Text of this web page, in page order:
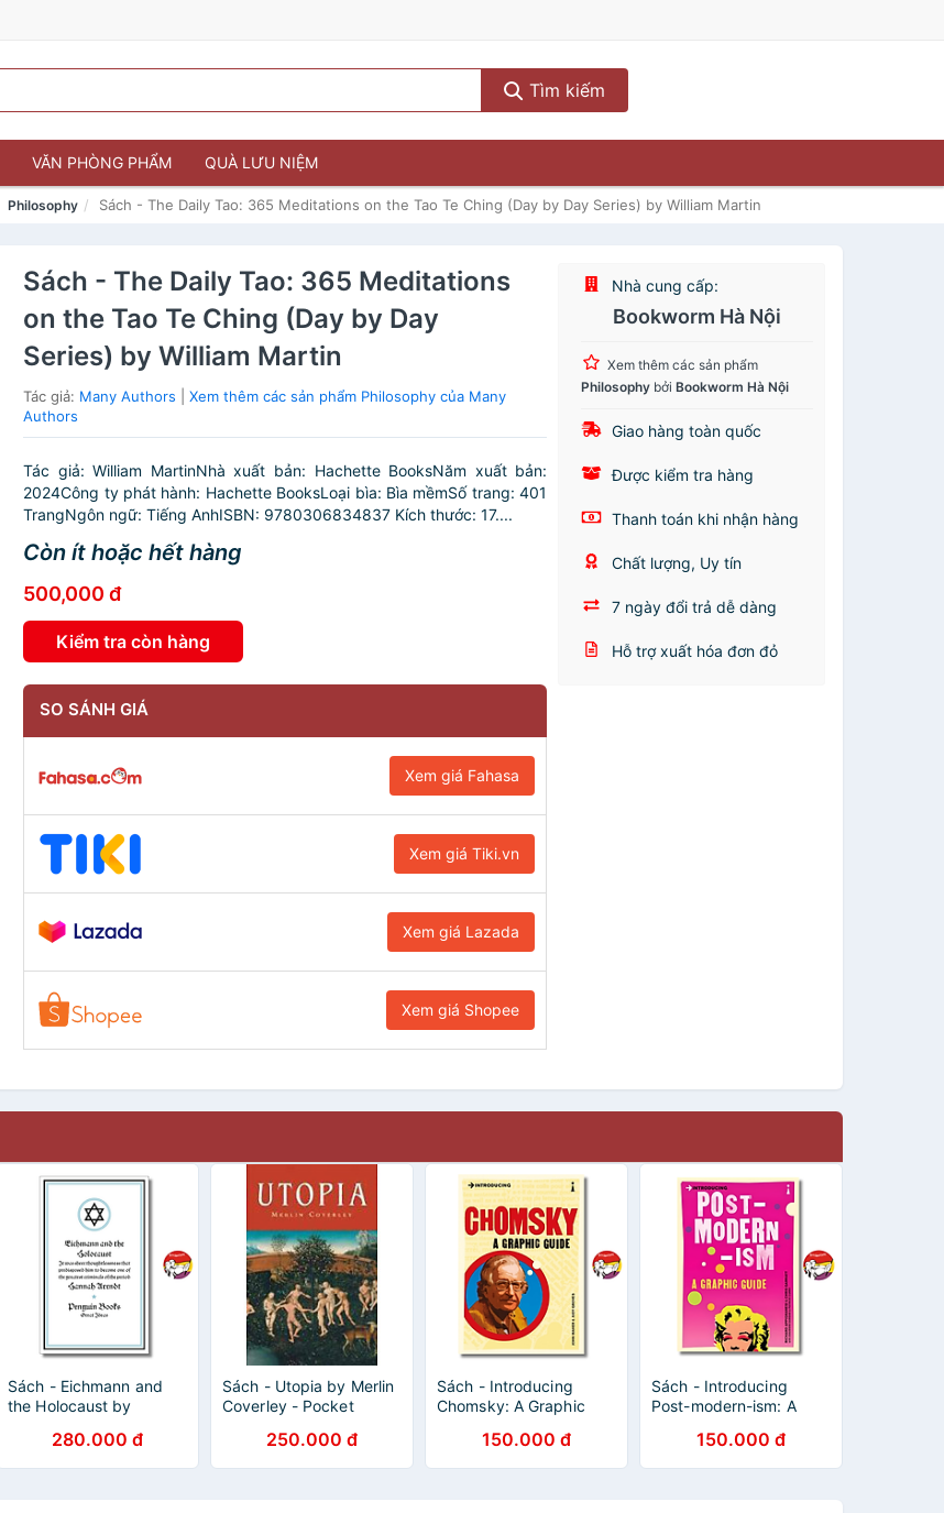
Tìm kiếm
VĂN PHÒNG PHẨM QUÀ LƯU NIỆM
Philosophy Sách - The Daily Tao: 365 Meditations on the Tao Te Ching (Day by Day Series) by William Martin
Sách - The Daily Tao: 365 Meditations
on the Tao Te Ching (Day by Day
Series) by William Martin
Tác giả: Many Authors |Xem thêm các sản phẩm Philosophy của Many
Authors
Tác giả: William MartinNhà xuất bản: Hachette BooksNăm xuất bản:
2024Công ty phát hành: Hachette BooksLoại bìa: Bìa mềmSố trang: 401
TrangNgôn ngữ: Tiếng AnhISBN: 9780306834837 Kích thước: 17....
Còn ít hoặc hết hàng
500,000 đ
Kiểm tra còn hàng
SO SÁNH GIÁ
Xem giá Fahasa
Xem giá Tiki.vn
Xem giá Lazada
Xem giá Shopee
Nhà cung cấp:
Bookworm Hà Nội
Xem thêm các sản phẩm
Philosophy bởiBookworm Hà Nội
Giao hàng toàn quốc
Được kiểm tra hàng
Thanh toán khi nhận hàng
Chất lượng, Uy tín
7 ngày đổi trả dễ dàng
Hỗ trợ xuất hóa đơn đỏ
Sách - Eichmann and
the Holocaust by
/ Philosophy / Ngoại văn
Lịch sử, Triết
280.000 đ
Sách - Utopia by Merlin
Coverley - Pocket
English250.000 đ
Sách - Introducing
Chomsky: A Graphic
Philosophy Nonfiction /
Ngoại văn
150.000 đ
Sách - Introducing
Post-modern-ism: A
Richard Appignanesi
150.000 đ